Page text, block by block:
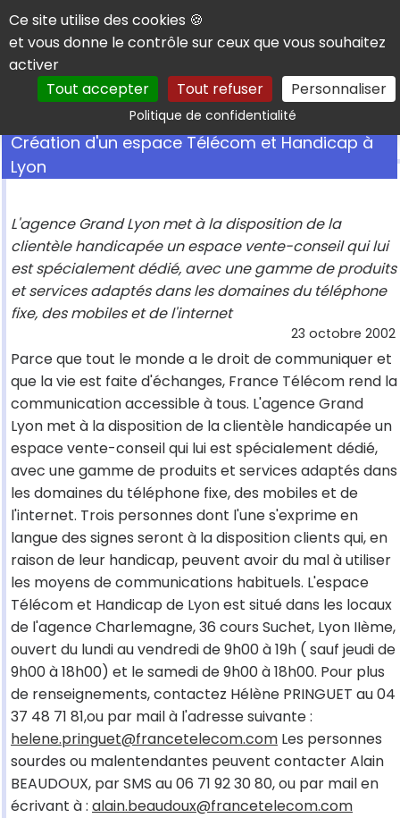
Panneau de gestion des cookies
Ce site utilise des cookies 🍪
et vous donne le contrôle sur ceux que vous souhaitez
activer
Tout accepter
Tout refuser Personnaliser
Politique de confidentialitéRechercher
Création d'un espace Télécom et Handicap à
Lyon
L'agence Grand Lyon met à la disposition de la
clientèle handicapée un espace vente-conseil qui lui
est spécialement dédié, avec une gamme de produits
et services adaptés dans les domaines du téléphone
fixe, des mobiles et de l'internet
23 octobre 2002
Parce que tout le monde a le droit de communiquer et
que la vie est faite d'échanges, France Télécom rend la
communication accessible à tous. L'agence Grand
Lyon met à la disposition de la clientèle handicapée un
espace vente-conseil qui lui est spécialement dédié,
avec une gamme de produits et services adaptés dans
les domaines du téléphone fixe, des mobiles et de
l'internet. Trois personnes dont l'une s'exprime en
langue des signes seront à la disposition clients qui, en
raison de leur handicap, peuvent avoir du mal à utiliser
les moyens de communications habituels. L'espace
Télécom et Handicap de Lyon est situé dans les locaux
de l'agence Charlemagne, 36 cours Suchet, Lyon IIème,
ouvert du lundi au vendredi de 9h00 à 19h ( sauf jeudi de
9h00 à 18h00) et le samedi de 9h00 à 18h00. Pour plus
de renseignements, contactez Hélène PRINGUET au 04
37 48 71 81,ou par mail à l'adresse suivante :
helene.pringuet@francetelecom.com Les personnes
sourdes ou malentendantes peuvent contacter Alain
BEAUDOUX, par SMS au 06 71 92 30 80, ou par mail en
écrivant à : alain.beaudoux@francetelecom.com